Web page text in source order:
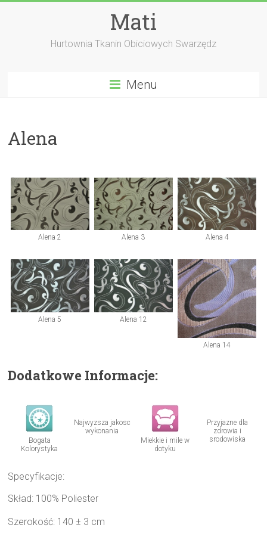
Mati
Hurtownia Tkanin Obiciowych Swarzędz
Menu
Alena
Alena 2 Alena 3 Alena 4
Alena 5 Alena 12
Alena 14
Dodatkowe Informacje:
Bogata
Kolorystyka
Najwyzsza jakosc
wykonania
Miekkie i mile w
dotyku
Przyjazne dla
zdrowia i
srodowiska
Specyfikacje:
Skład: 100% Poliester
Szerokość: 140 ± 3 cm